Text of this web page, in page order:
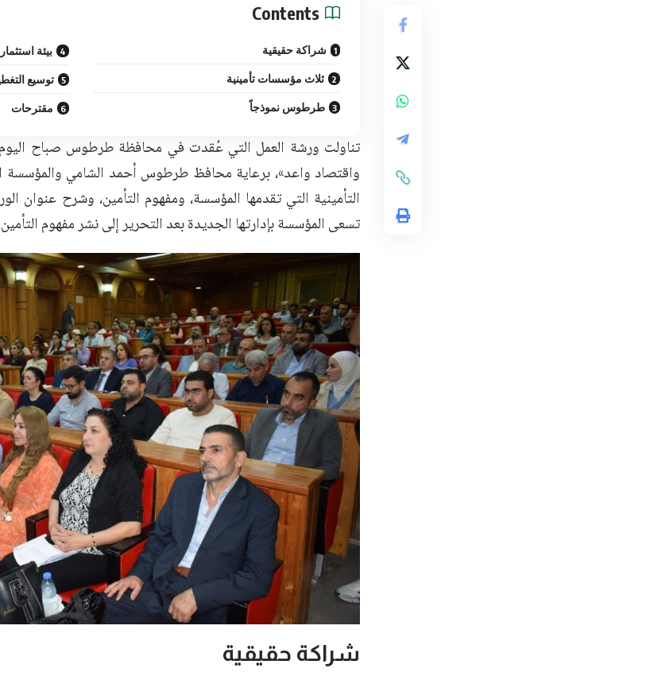
Contents
شراكة حقيقية
ثلاث مؤسسات تأمينية
طرطوس نموذجاً
بيئة
توسيع
مقترحات
تناولت ورشة العمل التي عُقدت في محافظة طرطوس صباح
واقتصاد واعد»، برعاية محافظ طرطوس أحمد الشامي والمؤسسة
التأمينية التي تقدمها المؤسسة، ومفهوم التأمين، وشرح عنوان
تسعى المؤسسة بإدارتها الجديدة بعد التحرير إلى نشر مفهوم
شراكة حقيقية